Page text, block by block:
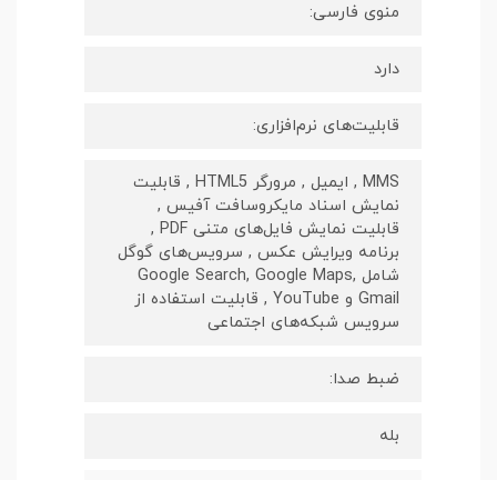
منوی فارسی:
دارد
قابلیت‌های نرم‌افزاری:
MMS , ایمیل , مرورگر HTML5 , قابلیت
نمایش اسناد مایکروسافت آفیس ,
قابلیت نمایش فایل‌های متنی PDF ,
برنامه ویرایش عکس , سرویس‌های گوگل
شامل Google Search, Google Maps,
Gmail و YouTube , قابلیت استفاده از
سرویس شبکه‌های اجتماعی
ضبط صدا:
بله